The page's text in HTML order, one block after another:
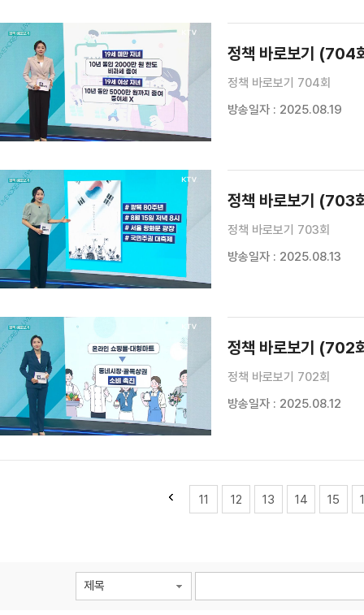
정책 바로보기 (704
정책 바로보기 704회
방송일자 : 2025.08.19
정책 바로보기 (703
정책 바로보기 703회
방송일자 : 2025.08.13
정책 바로보기 (702
정책 바로보기 702회
방송일자 : 2025.08.12
11 12 13 14 15
제목